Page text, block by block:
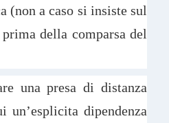
(non a caso si insiste sul
della comparsa del
una presa di distanza
un’esplicita dipendenza